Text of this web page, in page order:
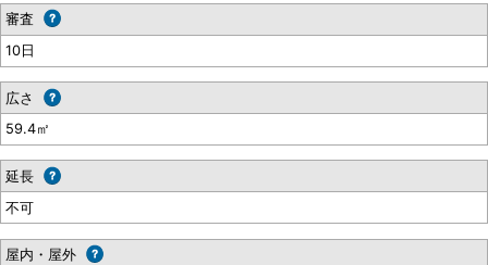
審査
10日
広さ
59.4㎡
延長
不可
屋内・屋外